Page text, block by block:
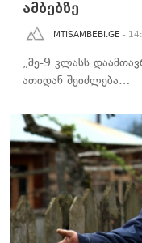
ამბებზე
MTISAMBEBI.GE -
„მე-9 კლასს
ათიდან შეიძლება…